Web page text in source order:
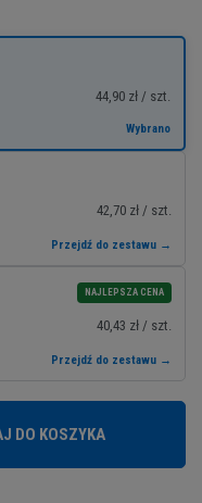
44,90 zł / szt.
Wybrano
42,70 zł / szt.
Przejdź do zestawu →
NAJLEPSZA CENA
40,43 zł / szt.
Przejdź do zestawu →
DO KOSZYKA